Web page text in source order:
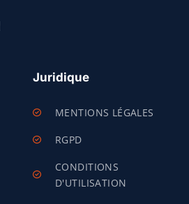
Juridique
MENTIONS LÉGALES
RGPD
CONDITIONS
D'UTILISATION